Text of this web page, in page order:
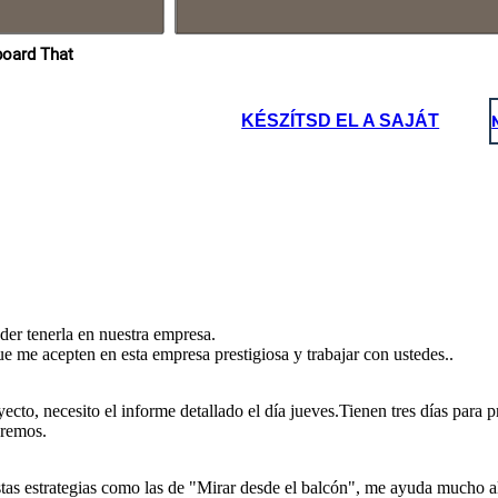
buena recibida que me han
en Storyboard That
KÉSZÍTSD EL A SAJÁT
tenerla en nuestra empresa.
me acepten en esta empresa prestigiosa y trabajar con ustedes..
necesito el informe detallado el día jueves.Tienen tres días para
estrategias como las de "Mirar desde el balcón", me ayuda mucho